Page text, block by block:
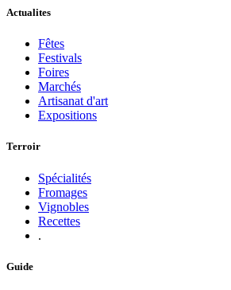
Actualites
Fêtes
Festivals
Foires
Marchés
Artisanat d'art
Expositions
Terroir
Spécialités
Fromages
Vignobles
Recettes
.
Guide